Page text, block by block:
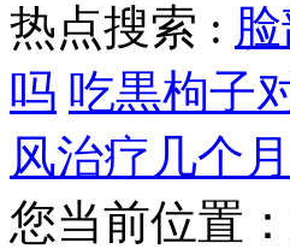
热点搜索 :
吗 吃黒枸子
风治疗几个
您当前位置：